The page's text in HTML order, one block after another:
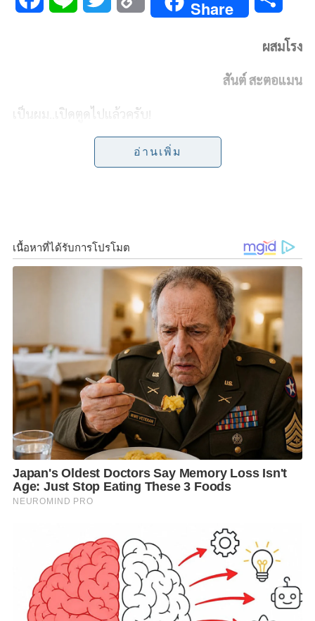
b
t
e
r
L
i
n
Share
a
r
ผสมโรง
สันต์ สะตอแมน
เป็นผม..เปิดตูดไปแล้วครับ!
แต่นี่ เป็น “พล.อ.ประยุทธ์ จันทโอชา” แม้จะมีเสียงบ่น
เสียงด่าเสียงขับไล่ของคนที่เคียดแค้น ไม่ชอบชี้หน้า และ
ความจริง..ไวรัสโควิด-19 ก็แค่โรคชนิดหนึ่ง ซึ่งคำว่า
“โรค” ก็เป็นที่รู้และเข้าใจกันมาแต่ไหนแต่ไรว่า หน้าที่
ของผู้ที่จะรักษา..คือ “หมอ”!
และเวลานี้ คณะหมอ-สาธารณสุขก็ได้ระดมสรรพกำลัง
ความรู้ ความสามารถเพื่อป้องกัน ดูแลรักษาผู้ติดเชื้ออยู่
อย่างขมีขมัน หรือจะเรียกได้ว่า ทำงานกันแบบ “หามรุ่ง
หามค่ำ” ก็ไม่ผิด!
รัฐบาลไทยก็ไม่ต่างไปจากรัฐบาลของทุกประเทศที่กำลัง
เผชิญกับไวรัสมรณะ ที่พยายามคิดหาวิธียับยั้ง ป้องกันไม่
ให้โรคแพร่กระจายขยายพื้นที่เป็นวงกว้าง แต่ด้วย
อุปสรรคหลายปัจจัย..
ควัน-ทันที ที่สำคัญ “ไม่ทันใจ” ของประชาชน
โดยเฉพาะประชาชน-คนไทยนั้น ดูเหมือนจะ “ตกใจ”
หรือถ้าพูดให้ตรง “กลัวตาย” กันซะจนเกินเหตุ ทำให้
ลนลาน มองรัฐบาล-พล.อ.ประยุทธ์ ทำอะไรก็ให้ขัดหู-
อ่านเพิ่ม